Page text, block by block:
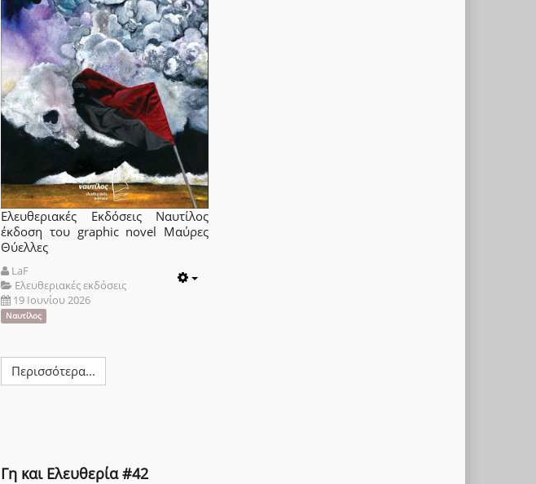
Ελευθεριακές Εκδόσεις Ναυτίλος
έκδοση του graphic novel Μαύρες
Θύελλες
LaF
Ελευθεριακές εκδόσεις
19 Ιουνίου 2026
Ναυτίλος
Περισσότερα...
Γη και Ελευθερία #42